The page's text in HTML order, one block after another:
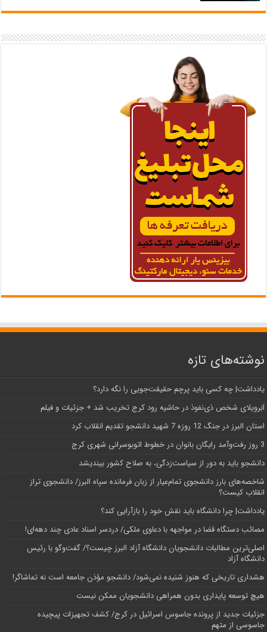
نوشته‌های تازه
یادداشت| ‌چه کسی باید پرچم حقیقت‌جویی را نگه دارد؟
اَبَر‌ویلای شخص ذی‌نفوذ در حاشیه‌ رود کرج تخریب شد + جزئیات و فیلم
استان البرز در جنگ 12 روزه 7 شهید دانشجو تقدیم انقلاب کرد
3 روز رفت‌وآمد رایگان بانوان در خطوط اتوبوسرانی شهری کرج
دانشجو باید به دور از سیاست‌زدگی، به صلاح کشور بیندیشد
شاخصه‌های بارز دانشجوی تمام‌عیار از زبان فرمانده سپاه البرز/ دانشجوی تراز
انقلاب کیست؟
یادداشت| چرا دانشگاه باید نقش خود را بازآرایی کند؟
مصائب دستگاه قضا در مواجهه با دعاوی ملکی/ دردسر اسناد عادی چند‌ دهه‌ای!
اصلی‌ترین مطالبات دانشجویان دانشگاه آزاد البرز چیست؟/ گفت‌وگو با رئیس
دانشگاه آز‌اد
هشداری تاریخی که هنوز شنیده نمی‌شود/ دانشجو مؤذن جامعه است نه تماشاگر!
هیچ توسعه پایداری بدون همراهی دانشجویان ممکن نیست
جزئیات جدید از پرونده جاسوس اسرائیل در کرج/‌ کشف تجهیزات پیچیده
جاسوسی از متهم